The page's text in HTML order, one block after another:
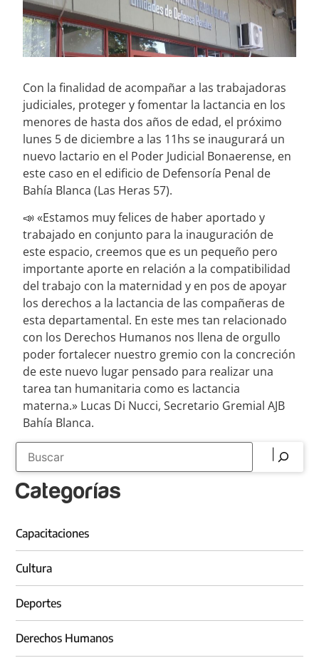
Con la finalidad de acompañar a las trabajadoras
judiciales, proteger y fomentar la lactancia en los
menores de hasta dos años de edad, el próximo
lunes 5 de diciembre a las 11hs se inaugurará un
nuevo lactario en el Poder Judicial Bonaerense, en
este caso en el edificio de Defensoría Penal de
Bahía Blanca (Las Heras 57).
📣 «Estamos muy felices de haber aportado y
trabajado en conjunto para la inauguración de
este espacio, creemos que es un pequeño pero
importante aporte en relación a la compatibilidad
del trabajo con la maternidad y en pos de apoyar
los derechos a la lactancia de las compañeras de
esta departamental. En este mes tan relacionado
con los Derechos Humanos nos llena de orgullo
poder fortalecer nuestro gremio con la concreción
de este nuevo lugar pensado para realizar una
tarea tan humanitaria como es lactancia
materna.» Lucas Di Nucci, Secretario Gremial AJB
Bahía Blanca.
Categorías
Capacitaciones
Cultura
Deportes
Derechos Humanos